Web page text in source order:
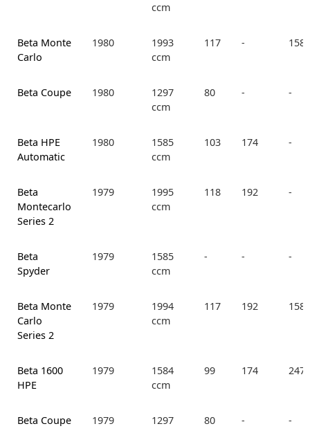
ccm
Beta Monte
Carlo
1980
1993
ccm
117 -
Beta Coupe 1980
1297
ccm
80 - -
Beta HPE
Automatic
1980
1585
ccm
103 174 -
Beta
Montecarlo
Series 2
1979
1995
ccm
118 192 -
Beta
Spyder
1979
1585
ccm
- - -
Beta Monte
Carlo
Series 2
1979
1994
ccm
117 192
Beta 1600
HPE
1979
1584
ccm
99 174
Beta Coupe 1979
1297
80 - -